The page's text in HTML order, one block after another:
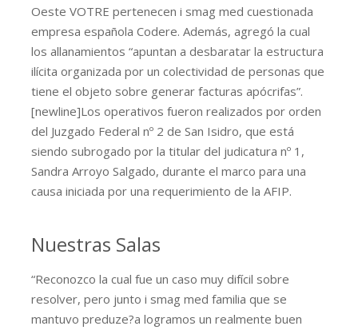
Oeste VOTRE pertenecen i smag med cuestionada
empresa española Codere. Además, agregó la cual
los allanamientos “apuntan a desbaratar la estructura
ilícita organizada por un colectividad de personas que
tiene el objeto sobre generar facturas apócrifas”.
[newline]Los operativos fueron realizados por orden
del Juzgado Federal nº 2 de San Isidro, que está
siendo subrogado por la titular del judicatura nº 1,
Sandra Arroyo Salgado, durante el marco para una
causa iniciada por una requerimiento de la AFIP.
Nuestras Salas
“Reconozco la cual fue un caso muy difícil sobre
resolver, pero junto i smag med familia que se
mantuvo preduze?a logramos un realmente buen